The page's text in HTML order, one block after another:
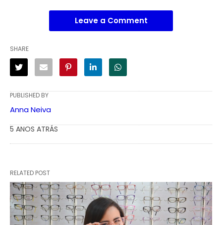
Leave a Comment
SHARE
PUBLISHED BY
Anna Neiva
5 ANOS ATRÁS
RELATED POST